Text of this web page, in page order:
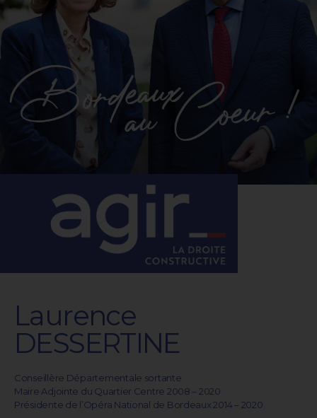
Laurence
DESSERTINE
Conseillère Départementale sortante
Maire Adjointe du Quartier Centre 2008 – 2020
Présidente de l’Opéra National de Bordeaux 2014 – 2020